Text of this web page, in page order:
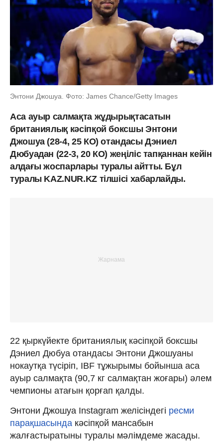
Энтони Джошуа. Фото: James Chance/Getty Images
Аса ауыр салмақта жұдырықтасатын
британиялық кәсіпқой боксшы Энтони
Джошуа (28-4, 25 КО) отандасы Дэниел
Дюбуадан (22-3, 20 КО) жеңіліс тапқаннан кейін
алдағы жоспарлары туралы айтты. Бұл
туралы KAZ.NUR.KZ тілшісі хабарлайды.
22 қыркүйекте британиялық кәсіпқой боксшы
Дэниел Дюбуа отандасы Энтони Джошуаны
нокаутқа түсіріп, IBF тұжырымы бойынша аса
ауыр салмақта (90,7 кг салмақтан жоғары) әлем
чемпионы атағын қорғап қалды.
Энтони Джошуа Instagram желісіндегі ресми
парақшасында кәсіпқой мансабын
жалғастыратыны туралы мәлімдеме жасады.